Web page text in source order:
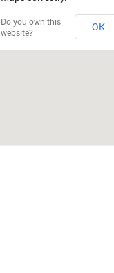
Do you own this
website?
OK